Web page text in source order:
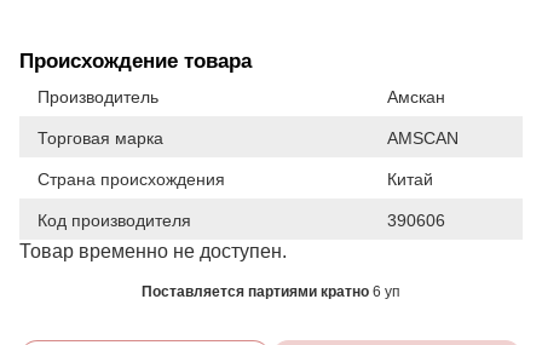
Происхождение товара
Производитель Амскан
Торговая марка AMSCAN
Страна происхождения Китай
Код производителя 390606
Товар временно не доступен.
Поставляется партиями кратно 6 уп